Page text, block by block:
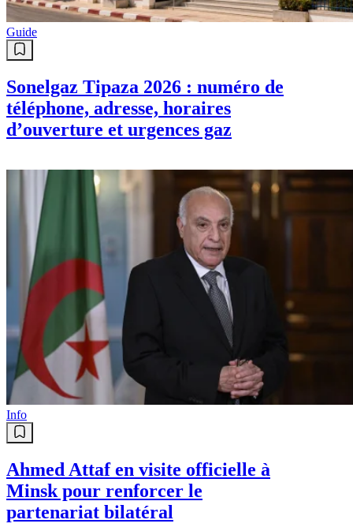
Guide
Sonelgaz Tipaza 2026 : numéro de
téléphone, adresse, horaires
d’ouverture et urgences gaz
Info
Ahmed Attaf en visite officielle à
Minsk pour renforcer le
partenariat bilatéral